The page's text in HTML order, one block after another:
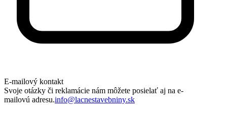
E-mailový kontakt
Svoje otázky či reklamácie nám môžete posielať aj na e-
mailovú adresu.info@lacnestavebniny.sk